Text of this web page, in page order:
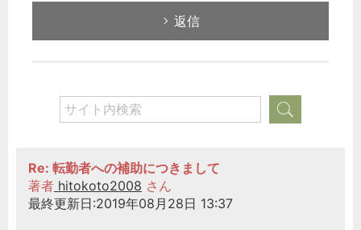
返信
Re: 転勤者への補助につきまして
著者 hitokoto2008 さん
最終更新日:2019年08月28日 13:37